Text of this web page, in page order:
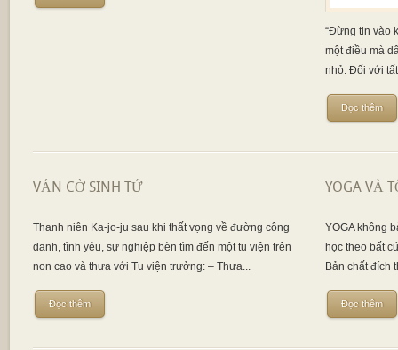
“Đừng tin vào
một điều mà
nhỏ. Đối với
Đọc thêm
VÁN CỜ SINH TỬ
Thanh niên Ka-jo-ju sau khi thất vọng về đường công
danh, tình yêu, sự nghiệp bèn tìm đến một tu viện trên
non cao và thưa với Tu viện trưởng: – Thưa...
Đọc thêm
YOGA VÀ
YOGA không
học theo bất
Bản chất đích
Đọc thêm